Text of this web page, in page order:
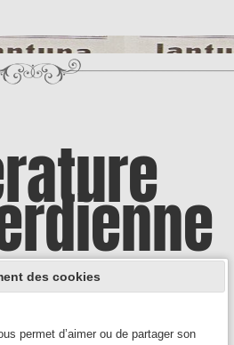
d'une culture encore
des cookies
un service utilisé sur notre site Web
de signaler le trafic et de mesurer la
interagissent avec le contenu
afin de l’améliorer et de fournir de
permet d’aimer ou de partager son